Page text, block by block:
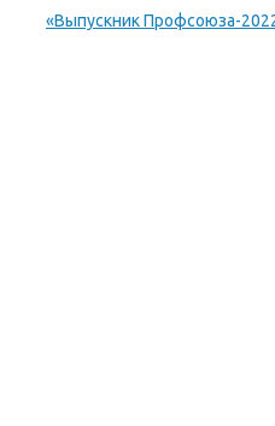
«Выпускник Профсоюза-